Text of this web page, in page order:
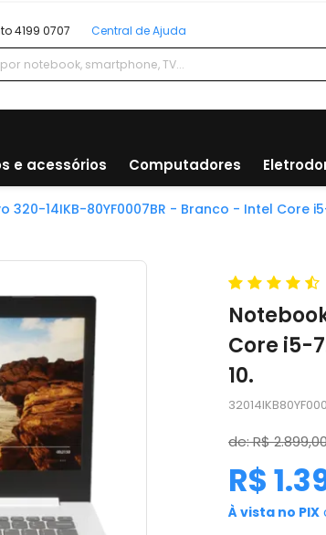
4199 0707 Central de Ajuda
e acessórios Computadores
320-14IKB-80YF0007BR - Branco - Intel Core
Core i5-
10.
de: R$
R$
À vista no PIX